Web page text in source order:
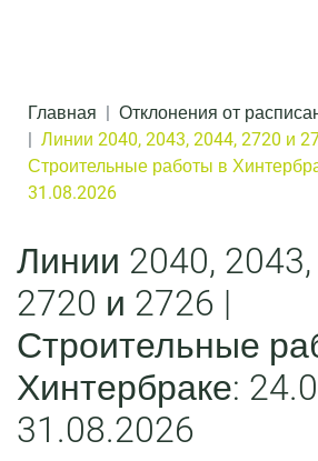
Главная
Отклонения от
Линии 2040, 2043, 2044, 2720 и
Строительные работы в
31.08.2026
Линии 2040,
2720 и 2726 |
Строительные
Хинтербраке:
31.08.2026